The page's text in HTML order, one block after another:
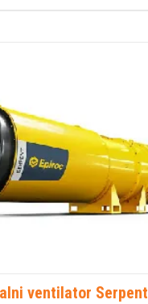
ventilator Serpent